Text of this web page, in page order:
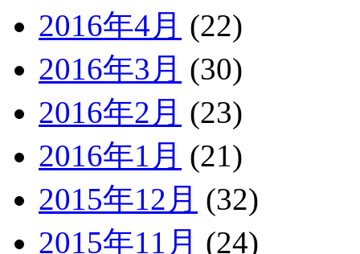
2016年4月 (22)
2016年3月 (30)
2016年2月 (23)
2016年1月 (21)
2015年12月 (32)
2015年11月 (24)